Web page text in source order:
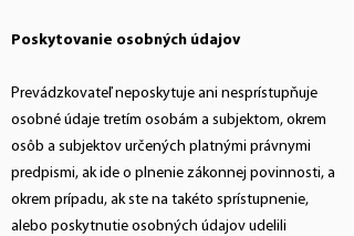
Poskytovanie osobných údajov
Prevádzkovateľ neposkytuje ani nesprístupňuje
osobné údaje tretím osobám a subjektom, okrem
osôb a subjektov určených platnými právnymi
predpismi, ak ide o plnenie zákonnej povinnosti, a
okrem prípadu, ak ste na takéto sprístupnenie,
alebo poskytnutie osobných údajov udelili